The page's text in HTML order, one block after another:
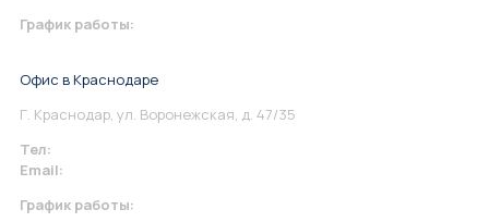
График работы:
Офис в Краснодаре
Г. Краснодар, ул. Воронежская, д. 47/35
Тел:
Email:
График работы: